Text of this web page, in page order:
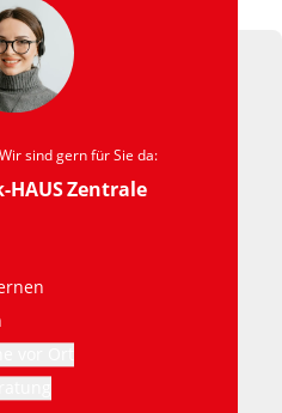
sind gern für Sie da:
Zentrale